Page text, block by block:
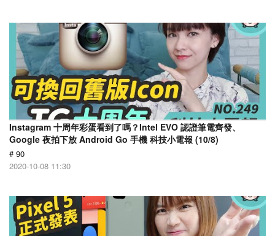
Instagram 十周年彩蛋看到了嗎？Intel EVO 認證筆電齊發、
Google 夜拍下放 Android Go 手機 科技小電報 (10/8)
# 90
2020-10-08 11:30